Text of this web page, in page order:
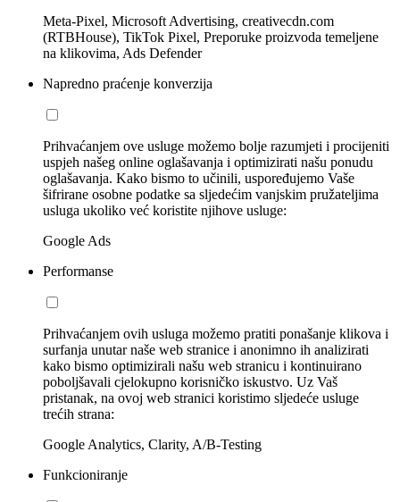
Meta-Pixel, Microsoft Advertising, creativecdn.com
(RTBHouse), TikTok Pixel, Preporuke proizvoda temeljene
na klikovima, Ads Defender
Napredno praćenje konverzija
Prihvaćanjem ove usluge možemo bolje razumjeti i procijeniti
uspjeh našeg online oglašavanja i optimizirati našu ponudu
oglašavanja. Kako bismo to učinili, uspoređujemo Vaše
šifrirane osobne podatke sa sljedećim vanjskim pružateljima
usluga ukoliko već koristite njihove usluge:
Google Ads
Performanse
Prihvaćanjem ovih usluga možemo pratiti ponašanje klikova i
surfanja unutar naše web stranice i anonimno ih analizirati
kako bismo optimizirali našu web stranicu i kontinuirano
poboljšavali cjelokupno korisničko iskustvo. Uz Vaš
pristanak, na ovoj web stranici koristimo sljedeće usluge
trećih strana:
Google Analytics, Clarity, A/B-Testing
Funkcioniranje